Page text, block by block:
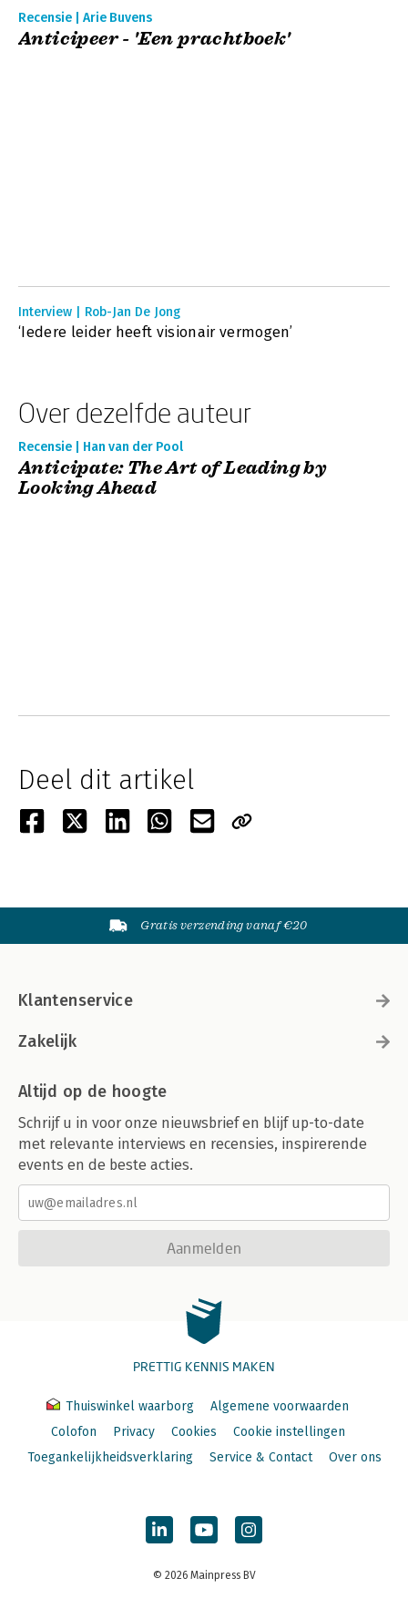
Recensie | Arie Buvens
Anticipeer - 'Een prachtboek'
Interview | Rob-Jan De Jong
‘Iedere leider heeft visionair vermogen’
Over dezelfde auteur
Recensie | Han van der Pool
Anticipate: The Art of Leading by
Looking Ahead
Deel dit artikel
Gratis verzending vanaf €20
Klantenservice
Zakelijk
Altijd op de hoogte
Schrijf u in voor onze nieuwsbrief en blijf up-to-date
met relevante interviews en recensies, inspirerende
events en de beste acties.
Aanmelden
PRETTIG KENNIS MAKEN
Thuiswinkel waarborg
Algemene voorwaarden
Colofon
Privacy Cookies
Cookie instellingen
Toegankelijkheidsverklaring
Service & Contact Over ons
© 2026 Mainpress BV